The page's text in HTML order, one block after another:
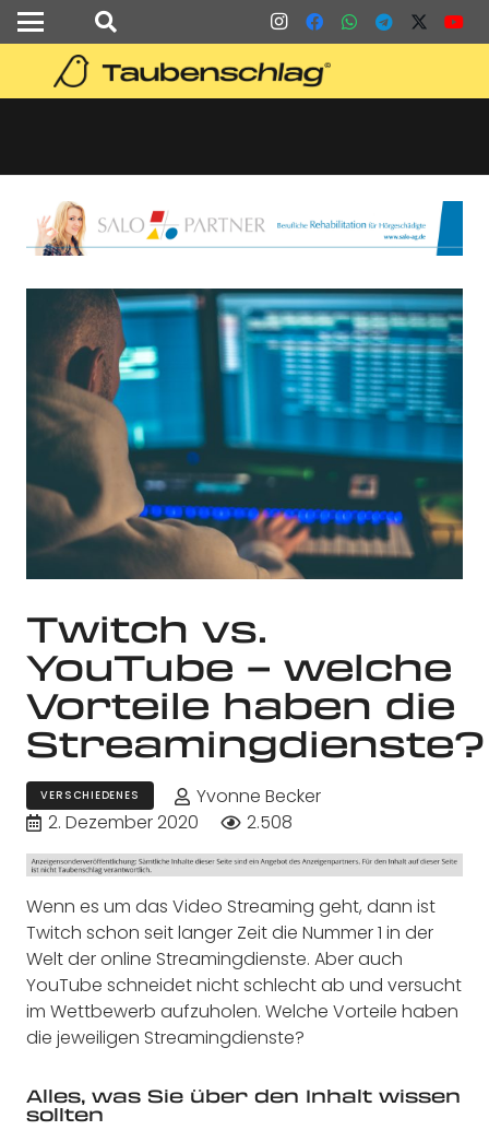
Twitch vs.
YouTube – welche
Vorteile haben die
Streamingdienste?
VERSCHIEDENES
Yvonne Becker
2. Dezember 2020
2.508
Wenn es um das Video Streaming geht, dann ist
Twitch schon seit langer Zeit die Nummer 1 in der
Welt der online Streamingdienste. Aber auch
YouTube schneidet nicht schlecht ab und versucht
im Wettbewerb aufzuholen. Welche Vorteile haben
die jeweiligen Streamingdienste?
Alles, was Sie über den Inhalt wissen
sollten